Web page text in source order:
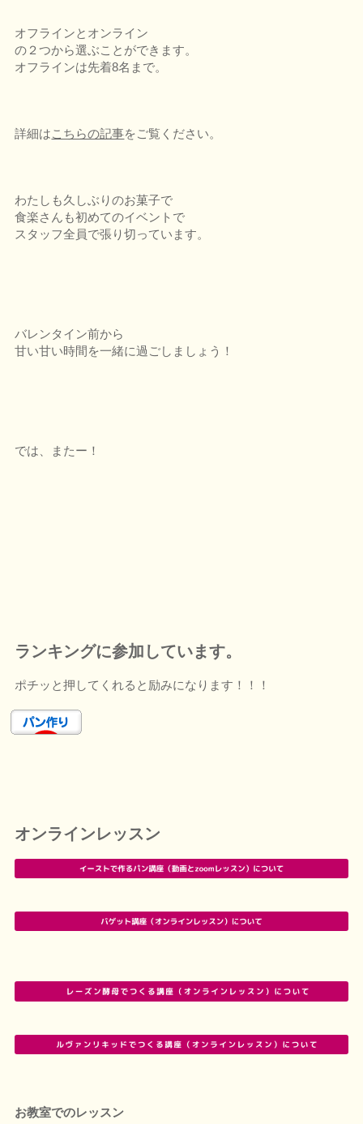
オフラインとオンライン
の２つから選ぶことができます。
オフラインは先着8名まで。
詳細はこちらの記事をご覧ください。
わたしも久しぶりのお菓子で
食楽さんも初めてのイベントで
スタッフ全員で張り切っています。
バレンタイン前から
甘い甘い時間を一緒に過ごしましょう！
では、またー！
ランキングに参加しています。
ポチッと押してくれると励みになります！！！
オンラインレッスン
お教室でのレッスン